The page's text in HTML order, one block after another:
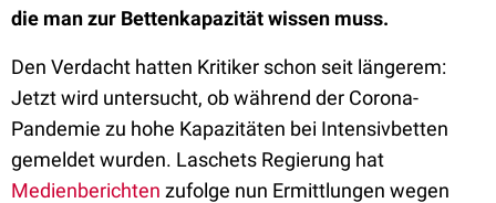
die man zur Bettenkapazität wissen muss.
Den Verdacht hatten Kritiker schon seit längerem:
Jetzt wird untersucht, ob während der Corona-
Pandemie zu hohe Kapazitäten bei Intensivbetten
gemeldet wurden. Laschets Regierung hat
Medienberichten zufolge nun Ermittlungen wegen